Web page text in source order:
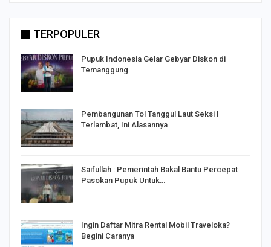
TERPOPULER
Pupuk Indonesia Gelar Gebyar Diskon di
Temanggung
Pembangunan Tol Tanggul Laut Seksi I
Terlambat, Ini Alasannya
Saifullah : Pemerintah Bakal Bantu Percepat
Pasokan Pupuk Untuk…
Ingin Daftar Mitra Rental Mobil Traveloka?
Begini Caranya